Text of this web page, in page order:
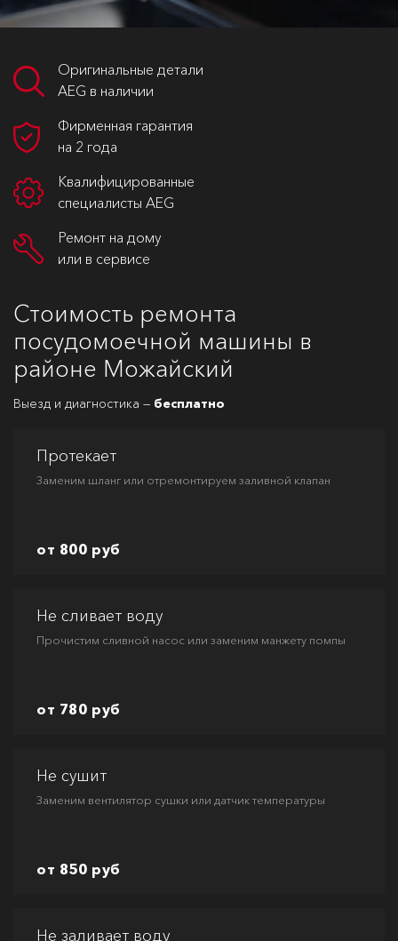
Оригинальные детали
AEG в наличии
Фирменная гарантия
на 2 года
Квалифицированные
специалисты AEG
Ремонт на дому
или в сервисе
Стоимость ремонта
посудомоечной машины в
районе Можайский
Выезд и диагностика — бесплатно
Протекает
Заменим шланг или отремонтируем заливной клапан
от 800 руб
Не сливает воду
Прочистим сливной насос или заменим манжету помпы
от 780 руб
Не сушит
Заменим вентилятор сушки или датчик температуры
от 850 руб
Не заливает воду